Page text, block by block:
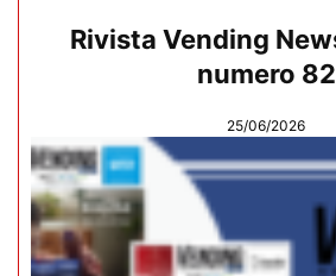
Rivista Vending
numero 82
25/06/2026